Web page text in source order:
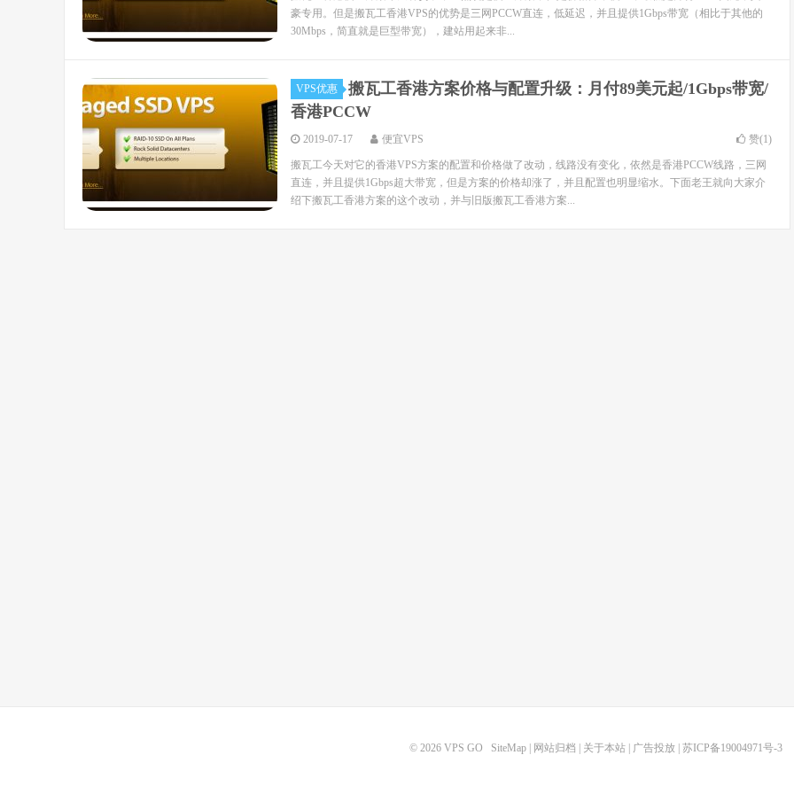
豪专用。但是搬瓦工香港VPS的优势是三网PCCW直连，低延迟，并且提供1Gbps带宽（相比于其他的
30Mbps，简直就是巨型带宽），建站用起来非...
VPS优惠
搬瓦工香港方案价格与配置升级：月付89美元起/1Gbps带宽/
香港PCCW
2019-07-17 便宜VPS 赞(1)
搬瓦工今天对它的香港VPS方案的配置和价格做了改动，线路没有变化，依然是香港PCCW线路，三网
直连，并且提供1Gbps超大带宽，但是方案的价格却涨了，并且配置也明显缩水。下面老王就向大家介
绍下搬瓦工香港方案的这个改动，并与旧版搬瓦工香港方案...
© 2026 VPS GO SiteMap| 网站归档 关于本站| 广告投放| 苏ICP备19004971号-3